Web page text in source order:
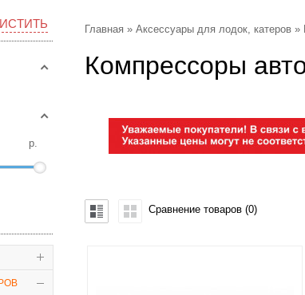
р.
Главная » Аксессуары для лодок, катеров »
Компрессоры
Сравнение товаров (0)